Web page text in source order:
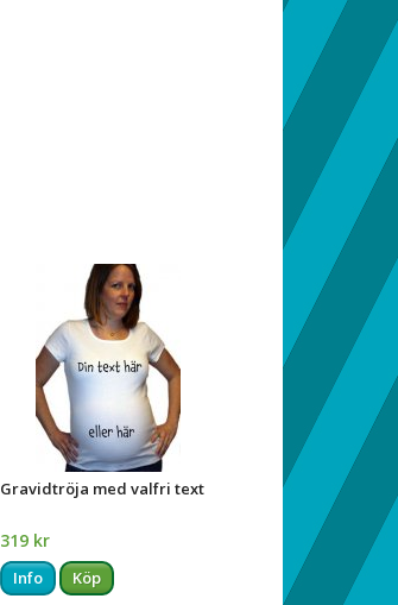
Gravidtröja med valfri text
319 kr
Info Köp